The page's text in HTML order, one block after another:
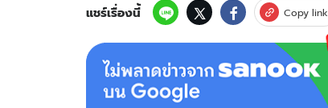
แชร์เรื่องนี้ Copy link